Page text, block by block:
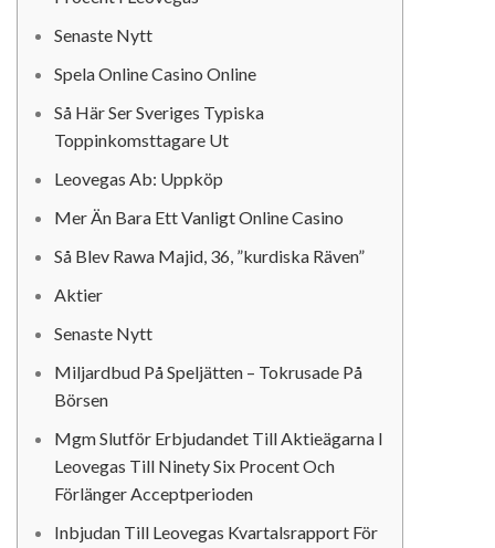
Senaste Nytt
Spela Online Casino Online
Så Här Ser Sveriges Typiska
Toppinkomsttagare Ut
Leovegas Ab: Uppköp
Mer Än Bara Ett Vanligt Online Casino
Så Blev Rawa Majid, 36, ”kurdiska Räven”
Aktier
Senaste Nytt
Miljardbud På Speljätten – Tokrusade På
Börsen
Mgm Slutför Erbjudandet Till Aktieägarna I
Leovegas Till Ninety Six Procent Och
Förlänger Acceptperioden
Inbjudan Till Leovegas Kvartalsrapport För